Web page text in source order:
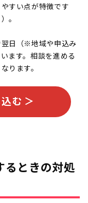
すい点が特徴です
。
翌日（※地域や申込み
ます。相談を進める
ります。
む ＞
るときの対処